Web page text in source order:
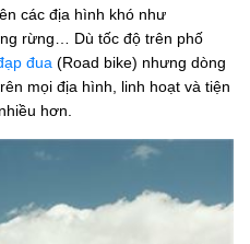
các địa hình khó như
rừng… Dù tốc độ trên phố
đua (Road bike) nhưng dòng
mọi địa hình, linh hoạt và tiện
hơn.